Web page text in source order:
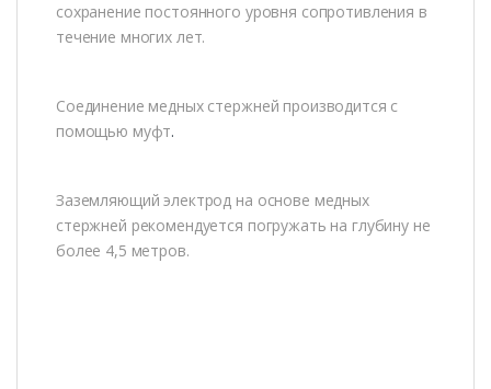
сохранение постоянного уровня сопротивления в
течение многих лет.
Соединение медных стержней производится с
помощью муфт.
Заземляющий электрод на основе медных
стержней рекомендуется погружать на глубину не
более 4,5 метров.